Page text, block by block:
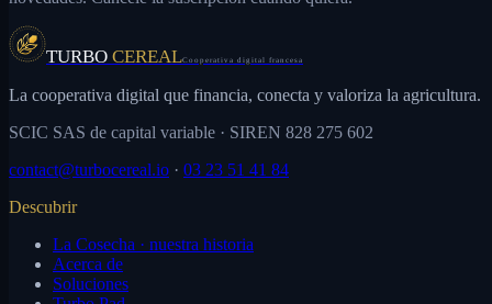
TURBO CEREALCooperativa digital francesa
La cooperativa digital que financia, conecta y valoriza la agricultura.
SCIC SAS de capital variable · SIREN 828 275 602
contact@turbocereal.io · 03 23 51 41 84
Descubrir
La Cosecha · nuestra historia
Acerca de
Soluciones